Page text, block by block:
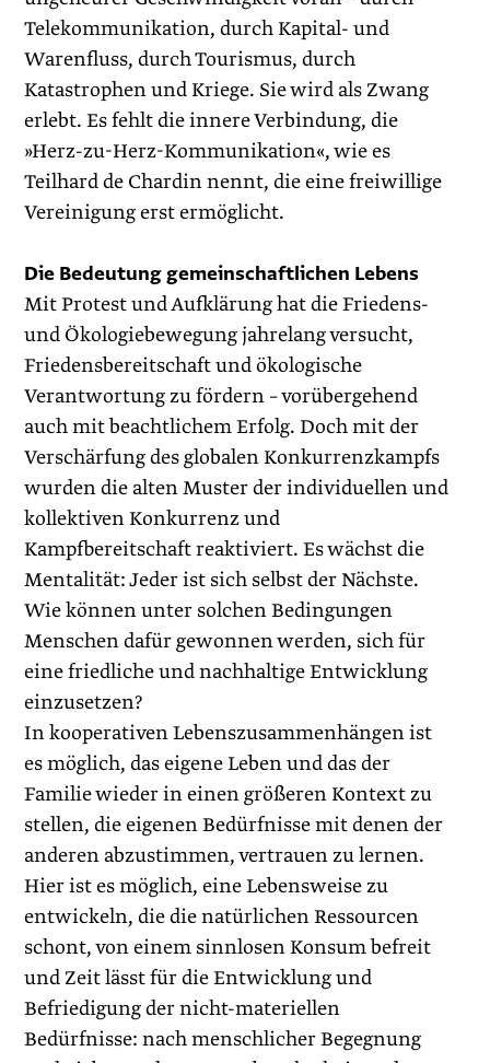
Telekommunikation, durch Kapital- und
Warenfluss, durch Tourismus, durch
Katastrophen und Kriege. Sie wird als Zwang
erlebt. Es fehlt die innere Verbindung, die
»Herz-zu-Herz-Kommunikation«, wie es
Teilhard de Chardin nennt, die eine freiwillige
Vereinigung erst ermöglicht.
Die Bedeutung gemeinschaftlichen Lebens
Mit Protest und Aufklärung hat die Friedens-
und Ökologiebewegung jahrelang versucht,
Friedensbereitschaft und ökologische
Verantwortung zu fördern – vorübergehend
auch mit beachtlichem Erfolg. Doch mit der
Verschärfung des globalen Konkurrenzkampfs
wurden die alten Muster der individuellen und
kollektiven Konkurrenz und
Kampfbereitschaft reaktiviert. Es wächst die
Mentalität: Jeder ist sich selbst der Nächste.
Wie können unter solchen Bedingungen
Menschen dafür gewonnen werden, sich für
eine friedliche und nachhaltige Entwicklung
einzusetzen?
In kooperativen Lebenszusammenhängen ist
es möglich, das eigene Leben und das der
Familie wieder in einen größeren Kontext zu
stellen, die eigenen Bedürfnisse mit denen der
anderen abzustimmen, vertrauen zu lernen.
Hier ist es möglich, eine Lebensweise zu
entwickeln, die die natürlichen Ressourcen
schont, von einem sinnlosen Konsum befreit
und Zeit lässt für die Entwicklung und
Befriedigung der nicht-materiellen
Bedürfnisse: nach menschlicher Begegnung